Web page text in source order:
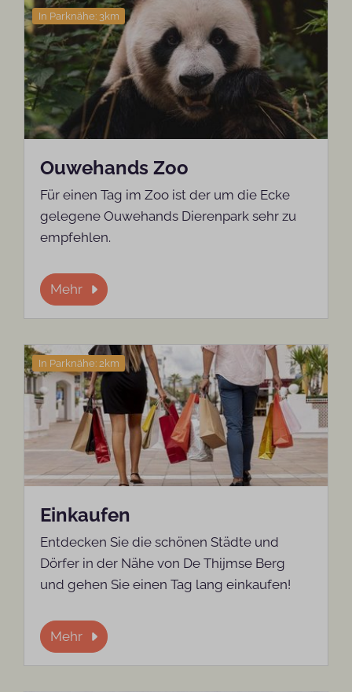
In Parknähe: 3km
Ouwehands Zoo
Für einen Tag im Zoo ist der um die Ecke
gelegene Ouwehands Dierenpark sehr zu
empfehlen.
Mehr
In Parknähe: 2km
Einkaufen
Entdecken Sie die schönen Städte und
Dörfer in der Nähe von De Thijmse Berg
und gehen Sie einen Tag lang einkaufen!
Mehr